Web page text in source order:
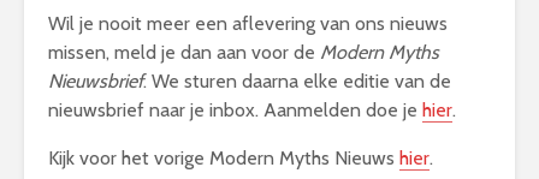
Wil je nooit meer een aflevering van ons nieuws
missen, meld je dan aan voor de Modern Myths
Nieuwsbrief. We sturen daarna elke editie van de
nieuwsbrief naar je inbox. Aanmelden doe je hier.
Kijk voor het vorige Modern Myths Nieuws hier.